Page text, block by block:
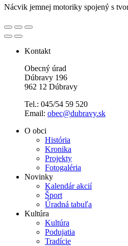
Nácvik jemnej motoriky spojený s
Kontakt
Obecný úrad
Dúbravy 196
962 12 Dúbravy
Tel.: 045/54 59 520
Email: obec@dubravy.sk
O obci
História
Kronika
Projekty
Fotogaléria
Novinky
Kalendár akcií
Šport
Úradná tabuľa
Kultúra
Kultúra
Podujatia
Tradície